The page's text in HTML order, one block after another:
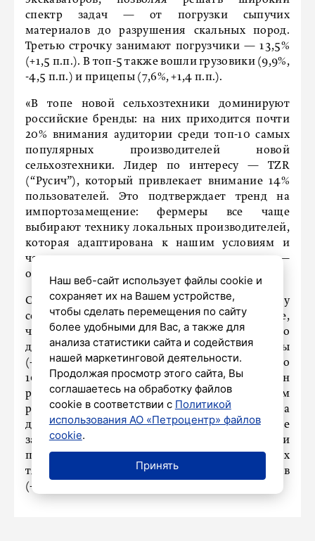
спектр задач — от погрузки сыпучих
материалов до разрушения скальных пород.
Третью строчку занимают погрузчики — 13,5%
(+1,5 п.п.). В топ-5 также вошли грузовики (9,9%,
-4,5 п.п.) и прицепы (7,6%, +1,4 п.п.).
«В топе новой сельхозтехники доминируют
российские бренды: на них приходится почти
20% внимания аудитории среди топ-10 самых
популярных производителей новой
сельхозтехники. Лидер по интересу — TZR
(“Русич”), который привлекает внимание 14%
пользователей. Это подтверждает тренд на
импортозамещение: фермеры все чаще
выбирают технику локальных производителей,
которая адаптирована к нашим условиям и
часто выигрывает по цене и сервису», —
отмечает эксперт.
Средняя цена на новую спецтехнику в 2026 году
составила 6,9 млн рублей, что на 8,5% меньше,
чем весной 2025 года При этом заметно
доступнее для покупателей стали прицепы
(-15,7%, до 4,8 млн руб.), экскаваторы (-11,8%, до
10,1 млн руб.) и погрузчики (-9,5%, до 3,7 млн
руб.). Средняя цена на технику на вторичном
рынке изменилась незначительно — она стала
дешевле на 1,2%, 2,7 млн рублей. Наиболее
заметное снижение цен зафиксировано среди
погрузчиков (-19,9%, до 2,2 млн руб.), седельных
тягачей (-15,7%, до 3,5 млн руб.) и прицепов
(-14,7%, до 2,1 млн руб.).
Наш веб-сайт использует файлы cookie и
сохраняет их на Вашем устройстве,
чтобы сделать перемещения по сайту
более удобными для Вас, а также для
анализа статистики сайта и содействия
нашей маркетинговой деятельности.
Продолжая просмотр этого сайта, Вы
соглашаетесь на обработку файлов
cookie в соответствии с Политикой
использования АО «Петроцентр» файлов
cookie.
Принять